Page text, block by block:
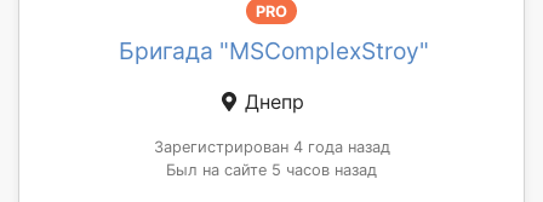
PRO
Бригада "MSComplexStroy"
Днепр
Зарегистрирован 4 года назад
Был на сайте 5 часов назад